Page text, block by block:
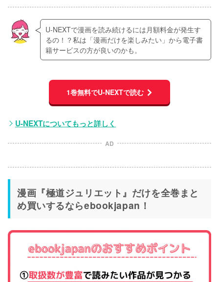
U-NEXTで漫画を読み続けるには月額料金が発生す
るの！？私は「漫画だけを楽しみたい」から電子書
籍サービスの方が良いのかも。
1巻無料でU-NEXTで読む
U-NEXTについてもっと詳しく
AD
漫画『極道ジュリエット』だけを全巻まと
め買いするならebookjapan！